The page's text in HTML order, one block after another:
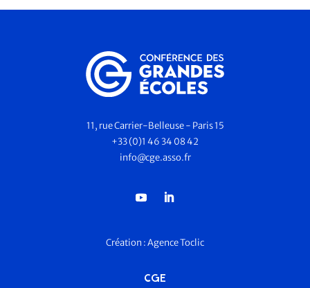
11, rue Carrier-Belleuse - Paris 15
+33 (0)1 46 34 08 42
info@cge.asso.fr
Création :Agence Toclic
CGE